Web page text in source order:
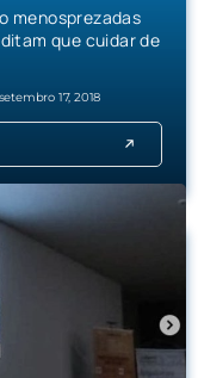
menosprezadas
que cuidar de
setembro 17, 2018